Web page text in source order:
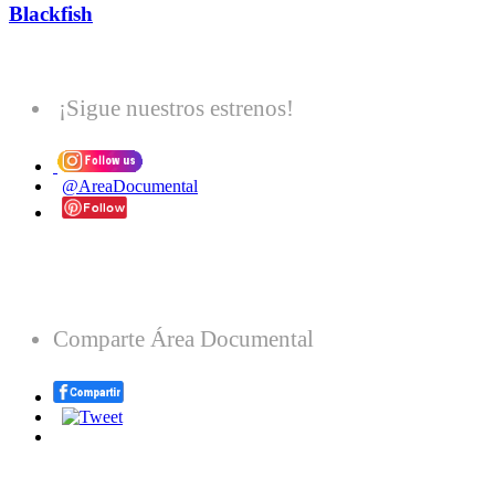
Blackfish
¡Sigue nuestros estrenos!
@AreaDocumental
Comparte Área Documental